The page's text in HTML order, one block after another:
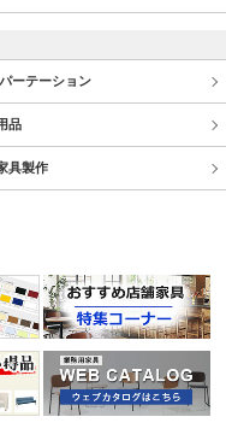
ーテーション
品
具製作